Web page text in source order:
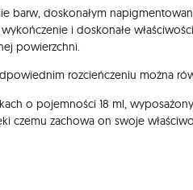
barw, doskonałym
i doskonałe
powierzchni.
rozcieńczeniu można
o pojemności 18 ml,
czemu zachowa on swoje